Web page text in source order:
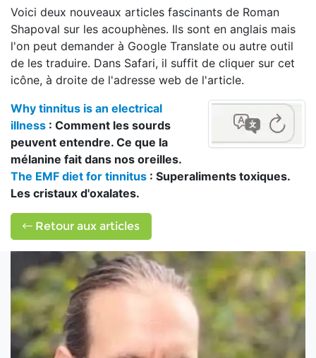
Voici deux nouveaux articles fascinants de Roman
Shapoval sur les acouphènes. Ils sont en anglais mais
l'on peut demander à Google Translate ou autre outil
de les traduire. Dans Safari, il suffit de cliquer sur cet
icône, à droite de l'adresse web de l'article.
Why tinnitus is an electrical
illness : Comment les sourds
peuvent entendre. Ce que la
mélanine fait dans nos oreilles.
The EMF diet for tinnitus : Superaliments toxiques.
Les cristaux d'oxalates.
Retour aux articles